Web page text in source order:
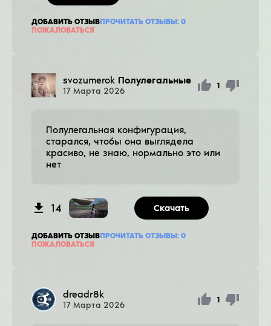
ДОБАВИТЬ ОТЗЫВПРОЧИТАТЬ ОТЗЫВЫ: 0
ПОЖАЛОВАТЬСЯ
svozumerok Полулегальные
17 Марта 2026
1
Полулегальная конфигурация,
старался, чтобы она выглядела
красиво, не знаю, нормально это или
нет
14 Скачать
ДОБАВИТЬ ОТЗЫВПРОЧИТАТЬ ОТЗЫВЫ: 0
ПОЖАЛОВАТЬСЯ
dreadr8k
17 Марта 2026
1